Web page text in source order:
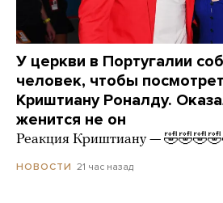
У церкви в Португалии
человек, чтобы
Криштиану Роналду.
женится не он
Реакция Криштиану —
НОВОСТИ 21 час назад